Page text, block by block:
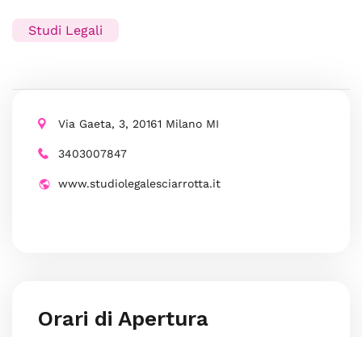
Studi Legali
Via Gaeta, 3, 20161 Milano MI
3403007847
www.studiolegalesciarrotta.it
Orari di Apertura